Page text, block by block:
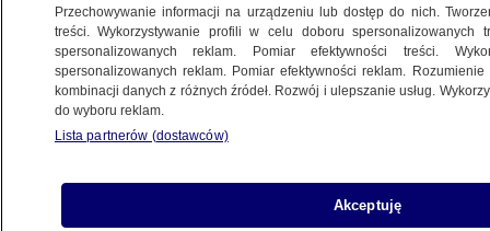
6.08.2025, 14:47
Udostępnij
Przechowywanie informacji na urządzeniu lub dostęp do nich.
treści. Wykorzystywanie profili w celu doboru spersonalizowanych
spersonalizowanych reklam. Pomiar efektywności treści.
spersonalizowanych reklam. Pomiar efektywności reklam.
kombinacji danych z różnych źródeł. Rozwój i ulepszanie usług.
do wyboru reklam.
Lista partnerów (dostawców)
Akceptuję